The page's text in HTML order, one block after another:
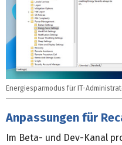
Energiesparmodus für IT-
Anpassungen für
Im Beta- und Dev-Kanal